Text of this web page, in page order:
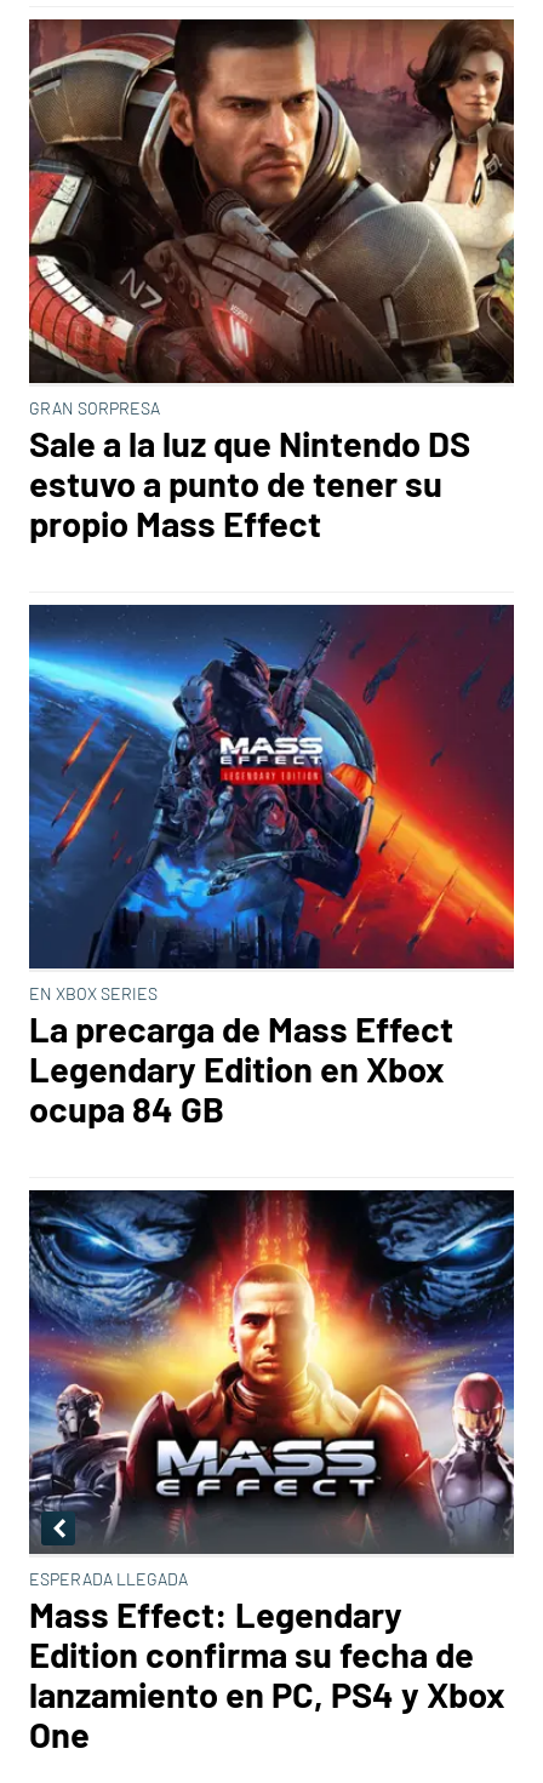
GRAN SORPRESA
Sale a la luz que Nintendo DS
estuvo a punto de tener su
propio Mass Effect
EN XBOX SERIES
La precarga de Mass Effect
Legendary Edition en Xbox
ocupa 84 GB
ESPERADA LLEGADA
Mass Effect: Legendary
Edition confirma su fecha de
lanzamiento en PC, PS4 y Xbox
One